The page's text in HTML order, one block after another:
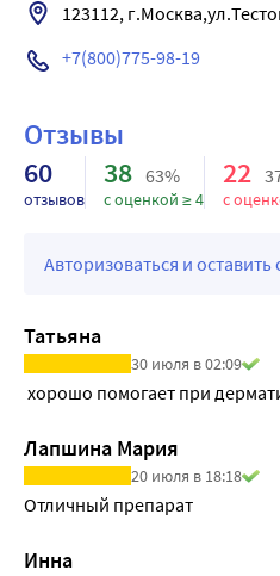
123112,
+7(800)775-98-19
Отзывы
60
отзывов
38 63%
с оценкой ≥ 4
22
с
Авторизоваться и оставить
Татьяна
30 июля в 02:09
хорошо помогает при
Лапшина Мария
20 июля в 18:18
Отличный препарат
Инна